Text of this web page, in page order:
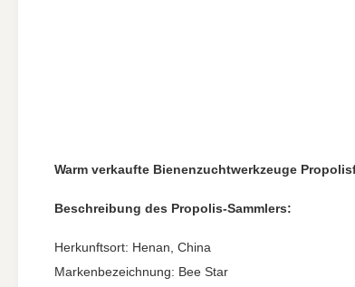
Warm verkaufte Bienenzuchtwerkzeuge
Beschreibung des Propolis-Sammlers:
Herkunftsort: Henan, China
Markenbezeichnung: Bee Star